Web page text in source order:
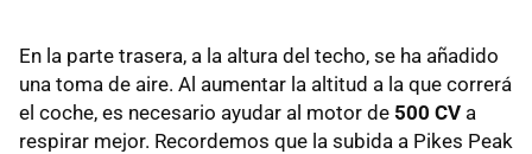
En la parte trasera, a la altura del techo, se ha añadido
una toma de aire. Al aumentar la altitud a la que correrá
el coche, es necesario ayudar al motor de 500 CV a
respirar mejor. Recordemos que la subida a Pikes Peak